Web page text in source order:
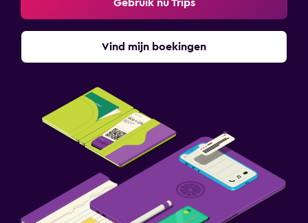
Gebruik nu Trips
Vind mijn boekingen